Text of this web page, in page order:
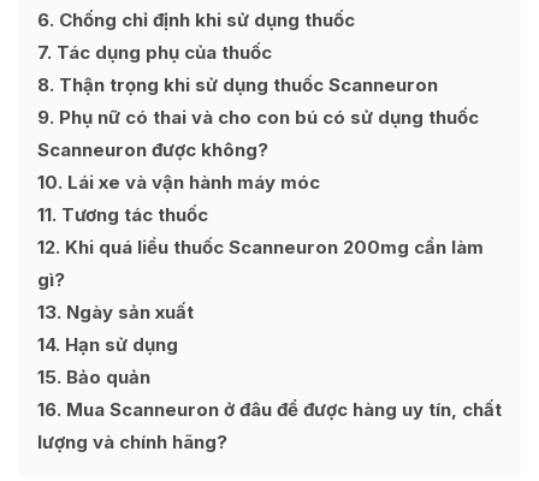
6 Chống chỉ định khi sử dụng thuốc
7 Tác dụng phụ của thuốc
8 Thận trọng khi sử dụng thuốc Scanneuron
9 Phụ nữ có thai và cho con bú có sử dụng thuốc
Scanneuron được không?
10 Lái xe và vận hành máy móc
11 Tương tác thuốc
12 Khi quá liều thuốc Scanneuron 200mg cần làm
gì?
13 Ngày sản xuất
14 Hạn sử dụng
15 Bảo quản
16 Mua Scanneuron ở đâu để được hàng uy tín, chất
lượng và chính hãng?